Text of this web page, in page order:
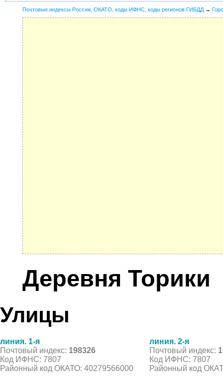
Почтовые индексы России, ОКАТО, коды ИФНС, коды регионов ГИБДД →
Деревня Торики
Улицы
линия. 1-я
Почтовый индекс: 198326
Код ИФНС: 7807
Районный код ОКАТО: 40279566000
линия. 2-я
Почтовый индекс:
Код ИФНС: 7807
Районный код